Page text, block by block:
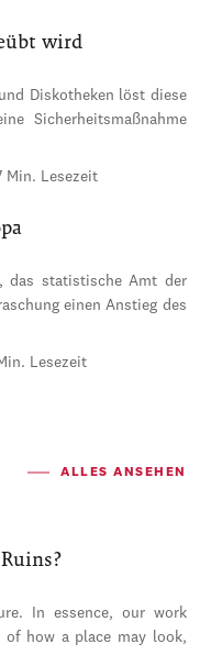
wird
Diskotheken löst diese
Sicherheitsmaßnahme
Min. Lesezeit
das statistische Amt der
einen Anstieg des
Lesezeit
ALLES ANSEHEN
In essence, our work
how a place may look,